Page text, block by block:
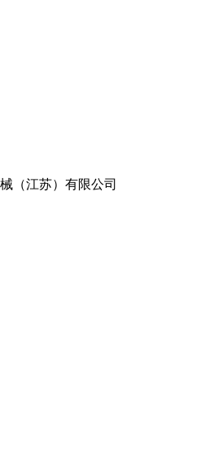
（江苏）有限公司